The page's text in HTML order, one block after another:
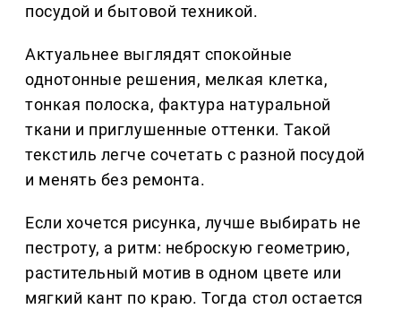
посудой и бытовой техникой.
Актуальнее выглядят спокойные
однотонные решения, мелкая клетка,
тонкая полоска, фактура натуральной
ткани и приглушенные оттенки. Такой
текстиль легче сочетать с разной посудой
и менять без ремонта.
Если хочется рисунка, лучше выбирать не
пестроту, а ритм: неброскую геометрию,
растительный мотив в одном цвете или
мягкий кант по краю. Тогда стол остается